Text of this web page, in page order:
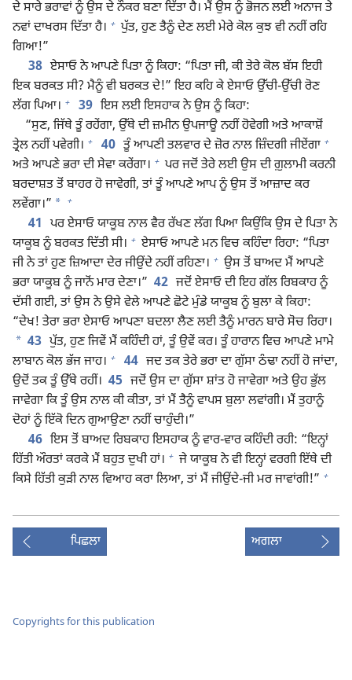
ਦੇ ਸਾਰੇ ਭਰਾਵਾਂ ਨੂੰ ਉਸ ਦੇ ਨੌਕਰ ਬਣਾ ਦਿੱਤਾ ਹੈ। ਮੈਂ ਉਸ ਨੂੰ ਭੋਜਨ ਲਈ ਅਨਾਜ ਤੇ
ਨਵਾਂ ਦਾਖਰਸ ਦਿੱਤਾ ਹੈ। + ਪੁੱਤ, ਹੁਣ ਤੈਨੂੰ ਦੇਣ ਲਈ ਮੇਰੇ ਕੋਲ ਕੁਝ ਵੀ ਨਹੀਂ ਰਹਿ
ਗਿਆ!”
38 ਏਸਾਓ ਨੇ ਆਪਣੇ ਪਿਤਾ ਨੂੰ ਕਿਹਾ: “ਪਿਤਾ ਜੀ, ਕੀ ਤੇਰੇ ਕੋਲ ਬੱਸ ਇਹੀ
ਇਕ ਬਰਕਤ ਸੀ? ਮੈਨੂੰ ਵੀ ਬਰਕਤ ਦੇ!” ਇਹ ਕਹਿ ਕੇ ਏਸਾਓ ਉੱਚੀ-ਉੱਚੀ ਰੋਣ
ਲੱਗ ਪਿਆ। + 39 ਇਸ ਲਈ ਇਸਹਾਕ ਨੇ ਉਸ ਨੂੰ ਕਿਹਾ:
“ਸੁਣ, ਜਿੱਥੇ ਤੂੰ ਰਹੇਂਗਾ, ਉੱਥੇ ਦੀ ਜ਼ਮੀਨ ਉਪਜਾਊ ਨਹੀਂ ਹੋਵੇਗੀ ਅਤੇ ਆਕਾਸ਼ੋਂ
ਤ੍ਰੇਲ ਨਹੀਂ ਪਵੇਗੀ। + 40 ਤੂੰ ਆਪਣੀ ਤਲਵਾਰ ਦੇ ਜ਼ੋਰ ਨਾਲ ਜ਼ਿੰਦਗੀ ਜੀਏਂਗਾ +
ਅਤੇ ਆਪਣੇ ਭਰਾ ਦੀ ਸੇਵਾ ਕਰੇਂਗਾ। + ਪਰ ਜਦੋਂ ਤੇਰੇ ਲਈ ਉਸ ਦੀ ਗ਼ੁਲਾਮੀ ਕਰਨੀ
ਬਰਦਾਸ਼ਤ ਤੋਂ ਬਾਹਰ ਹੋ ਜਾਵੇਗੀ, ਤਾਂ ਤੂੰ ਆਪਣੇ ਆਪ ਨੂੰ ਉਸ ਤੋਂ ਆਜ਼ਾਦ ਕਰ
ਲਵੇਂਗਾ।” * +
41 ਪਰ ਏਸਾਓ ਯਾਕੂਬ ਨਾਲ ਵੈਰ ਰੱਖਣ ਲੱਗ ਪਿਆ ਕਿਉਂਕਿ ਉਸ ਦੇ ਪਿਤਾ ਨੇ
ਯਾਕੂਬ ਨੂੰ ਬਰਕਤ ਦਿੱਤੀ ਸੀ। + ਏਸਾਓ ਆਪਣੇ ਮਨ ਵਿਚ ਕਹਿੰਦਾ ਰਿਹਾ: “ਪਿਤਾ
ਜੀ ਨੇ ਤਾਂ ਹੁਣ ਜ਼ਿਆਦਾ ਦੇਰ ਜੀਉਂਦੇ ਨਹੀਂ ਰਹਿਣਾ। + ਉਸ ਤੋਂ ਬਾਅਦ ਮੈਂ ਆਪਣੇ
ਭਰਾ ਯਾਕੂਬ ਨੂੰ ਜਾਨੋਂ ਮਾਰ ਦੇਣਾ।” 42 ਜਦੋਂ ਏਸਾਓ ਦੀ ਇਹ ਗੱਲ ਰਿਬਕਾਹ ਨੂੰ
ਦੱਸੀ ਗਈ, ਤਾਂ ਉਸ ਨੇ ਉਸੇ ਵੇਲੇ ਆਪਣੇ ਛੋਟੇ ਮੁੰਡੇ ਯਾਕੂਬ ਨੂੰ ਬੁਲਾ ਕੇ ਕਿਹਾ:
“ਦੇਖ! ਤੇਰਾ ਭਰਾ ਏਸਾਓ ਆਪਣਾ ਬਦਲਾ ਲੈਣ ਲਈ ਤੈਨੂੰ ਮਾਰਨ ਬਾਰੇ ਸੋਚ ਰਿਹਾ।
* 43 ਪੁੱਤ, ਹੁਣ ਜਿਵੇਂ ਮੈਂ ਕਹਿੰਦੀ ਹਾਂ, ਤੂੰ ਉਵੇਂ ਕਰ। ਤੂੰ ਹਾਰਾਨ ਵਿਚ ਆਪਣੇ ਮਾਮੇ
ਲਾਬਾਨ ਕੋਲ ਭੱਜ ਜਾਹ। + 44 ਜਦ ਤਕ ਤੇਰੇ ਭਰਾ ਦਾ ਗੁੱਸਾ ਠੰਢਾ ਨਹੀਂ ਹੋ ਜਾਂਦਾ,
ਉਦੋਂ ਤਕ ਤੂੰ ਉੱਥੇ ਰਹੀਂ। 45 ਜਦੋਂ ਉਸ ਦਾ ਗੁੱਸਾ ਸ਼ਾਂਤ ਹੋ ਜਾਵੇਗਾ ਅਤੇ ਉਹ ਭੁੱਲ
ਜਾਵੇਗਾ ਕਿ ਤੂੰ ਉਸ ਨਾਲ ਕੀ ਕੀਤਾ, ਤਾਂ ਮੈਂ ਤੈਨੂੰ ਵਾਪਸ ਬੁਲਾ ਲਵਾਂਗੀ। ਮੈਂ ਤੁਹਾਨੂੰ
ਦੋਹਾਂ ਨੂੰ ਇੱਕੋ ਦਿਨ ਗੁਆਉਣਾ ਨਹੀਂ ਚਾਹੁੰਦੀ।”
46 ਇਸ ਤੋਂ ਬਾਅਦ ਰਿਬਕਾਹ ਇਸਹਾਕ ਨੂੰ ਵਾਰ-ਵਾਰ ਕਹਿੰਦੀ ਰਹੀ: “ਇਨ੍ਹਾਂ
ਹਿੱਤੀ ਔਰਤਾਂ ਕਰਕੇ ਮੈਂ ਬਹੁਤ ਦੁਖੀ ਹਾਂ। + ਜੇ ਯਾਕੂਬ ਨੇ ਵੀ ਇਨ੍ਹਾਂ ਵਰਗੀ ਇੱਥੇ ਦੀ
ਕਿਸੇ ਹਿੱਤੀ ਕੁੜੀ ਨਾਲ ਵਿਆਹ ਕਰਾ ਲਿਆ, ਤਾਂ ਮੈਂ ਜੀਉਂਦੇ-ਜੀ ਮਰ ਜਾਵਾਂਗੀ!” +
ਪਿਛਲਾ ਅਗਲਾ
Copyrights for this publication